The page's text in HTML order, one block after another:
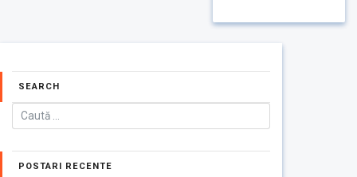
SEARCH
POSTARI RECENTE